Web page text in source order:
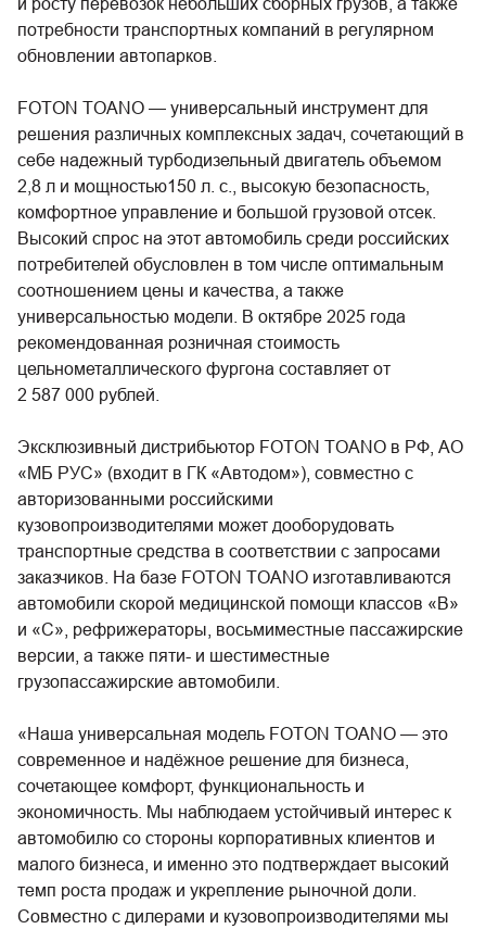
потребности транспортных компаний в регулярном
обновлении автопарков.
FOTON TOANO — универсальный инструмент для
решения различных комплексных задач, сочетающий в
себе надежный турбодизельный двигатель объемом
2,8 л и мощностью150 л. с., высокую безопасность,
комфортное управление и большой грузовой отсек.
Высокий спрос на этот автомобиль среди российских
потребителей обусловлен в том числе оптимальным
соотношением цены и качества, а также
универсальностью модели. В октябре 2025 года
рекомендованная розничная стоимость
цельнометаллического фургона составляет от
2 587 000 рублей.
Эксклюзивный дистрибьютор FOTON TOANO в РФ, АО
«МБ РУС» (входит в ГК «Автодом»), совместно с
авторизованными российскими
кузовопроизводителями может дооборудовать
транспортные средства в соответствии с запросами
заказчиков. На базе FOTON TOANO изготавливаются
автомобили скорой медицинской помощи классов «В»
и «С», рефрижераторы, восьмиместные пассажирские
версии, а также пяти- и шестиместные
грузопассажирские автомобили.
«Наша универсальная модель FOTON TOANO — это
современное и надёжное решение для бизнеса,
сочетающее комфорт, функциональность и
экономичность. Мы наблюдаем устойчивый интерес к
автомобилю со стороны корпоративных клиентов и
малого бизнеса, и именно это подтверждает высокий
темп роста продаж и укрепление рыночной доли.
Совместно с дилерами и кузовопроизводителями мы